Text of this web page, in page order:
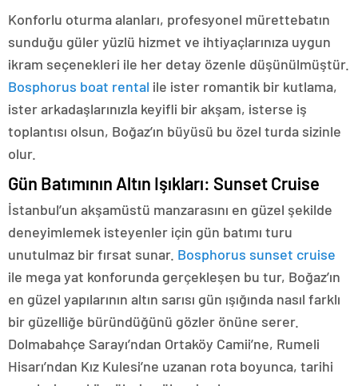
Konforlu oturma alanları, profesyonel mürettebatın
sunduğu güler yüzlü hizmet ve ihtiyaçlarınıza uygun
ikram seçenekleri ile her detay özenle düşünülmüştür.
Bosphorus boat rental ile ister romantik bir kutlama,
ister arkadaşlarınızla keyifli bir akşam, isterse iş
toplantısı olsun, Boğaz’ın büyüsü bu özel turda sizinle
olur.
Gün Batımının Altın Işıkları: Sunset Cruise
İstanbul’un akşamüstü manzarasını en güzel şekilde
deneyimlemek isteyenler için gün batımı turu
unutulmaz bir fırsat sunar. Bosphorus sunset cruise
ile mega yat konforunda gerçekleşen bu tur, Boğaz’ın
en güzel yapılarının altın sarısı gün ışığında nasıl farklı
bir güzelliğe büründüğünü gözler önüne serer.
Dolmabahçe Sarayı’ndan Ortaköy Camii’ne, Rumeli
Hisarı’ndan Kız Kulesi’ne uzanan rota boyunca, tarihi